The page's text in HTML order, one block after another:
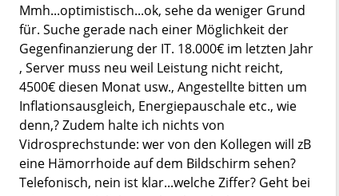
Mmh...optimistisch...ok, sehe da weniger Grund
für. Suche gerade nach einer Möglichkeit der
Gegenfinanzierung der IT. 18.000€ im letzten Jahr
, Server muss neu weil Leistung nicht reicht,
4500€ diesen Monat usw., Angestellte bitten um
Inflationsausgleich, Energiepauschale etc., wie
denn,? Zudem halte ich nichts von
Vidrosprechstunde: wer von den Kollegen will zB
eine Hämorrhoide auf dem Bildschirm sehen?
Telefonisch, nein ist klar...welche Ziffer? Geht bei